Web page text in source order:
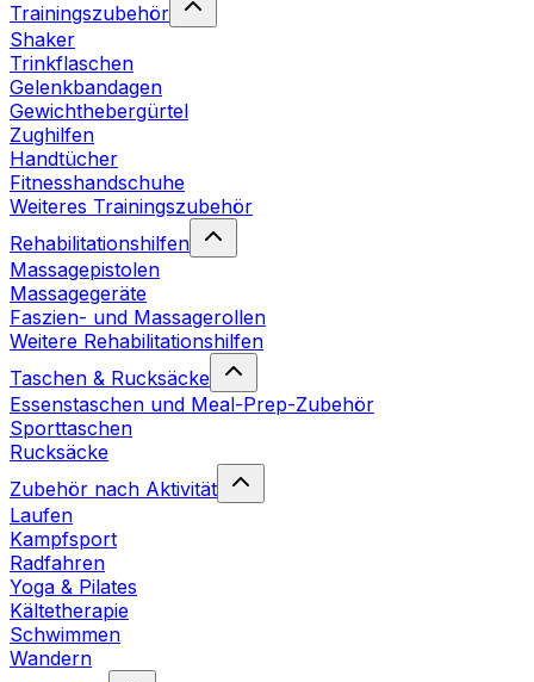
Trainingszubehör
Shaker
Trinkflaschen
Gelenkbandagen
Gewichthebergürtel
Zughilfen
Handtücher
Fitnesshandschuhe
Weiteres Trainingszubehör
Rehabilitationshilfen
Massagepistolen
Massagegeräte
Faszien- und Massagerollen
Weitere Rehabilitationshilfen
Taschen & Rucksäcke
Essenstaschen und Meal-Prep-Zubehör
Sporttaschen
Rucksäcke
Zubehör nach Aktivität
Laufen
Kampfsport
Radfahren
Yoga & Pilates
Kältetherapie
Schwimmen
Wandern